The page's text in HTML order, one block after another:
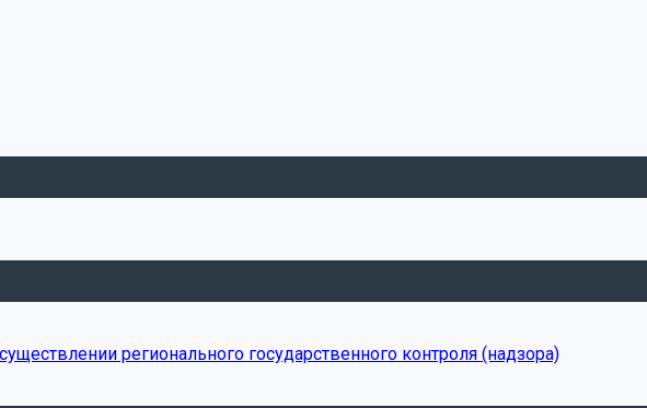
регионального государственного контроля (надзора)